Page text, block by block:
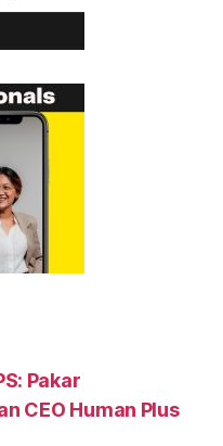
Pakar
CEO Human Plus